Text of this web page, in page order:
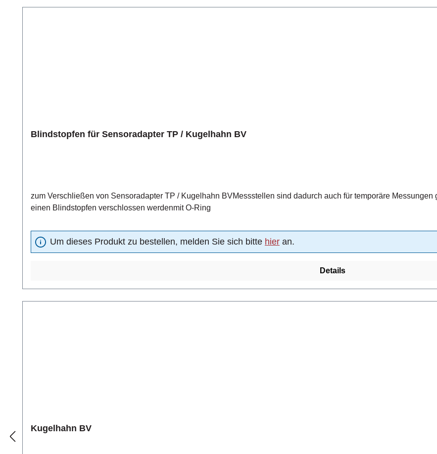
Blindstopfen für Sensoradapter TP / Kugelhahn BV
zum Verschließen von Sensoradapter TP / Kugelhahn BVMessstellen sind dadurch auch für temporäre Messungen geeignet – sie können nach einem
einen Blindstopfen verschlossen werdenmit O-Ring
Um dieses Produkt zu bestellen, melden Sie sich bitte hier an.
Details
Kugelhahn BV